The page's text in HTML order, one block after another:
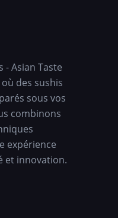
- Asian Taste
des sushis
sous vos
combinons
expérience
et innovation.